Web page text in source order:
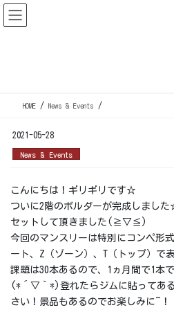
コ
ン
移
ナ
ビ
ン
HOME News & Events
2021-05-28
News & Events
こんにちは！ギリギリです☆
ついに2階のボルダーが完成しまし
セットして頂きました(≧▽≦)
今回のマンスリーは特別にコンペ形
ート、Z（ゾーン）、T（トップ）で
課題は30本あるので、1ヵ月間で1本
(*´▽｀*)登れたらジムに貼ってある
さい！景品もあるのでお楽しみに~！